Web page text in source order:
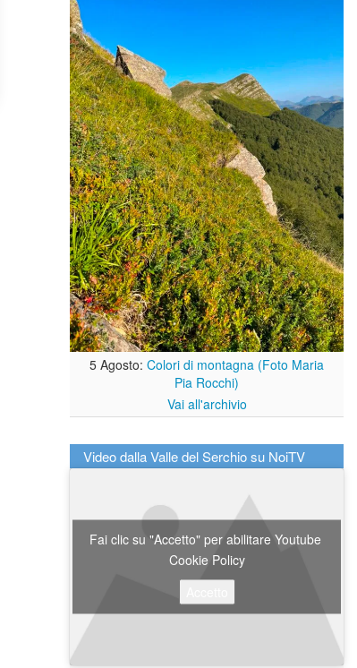
5 Agosto: Colori di montagna (Foto Maria
Pia Rocchi)
Vai all'archivio
Video dalla Valle del Serchio su NoiTV
Fai clic su "Accetto" per abilitare Youtube
Cookie Policy